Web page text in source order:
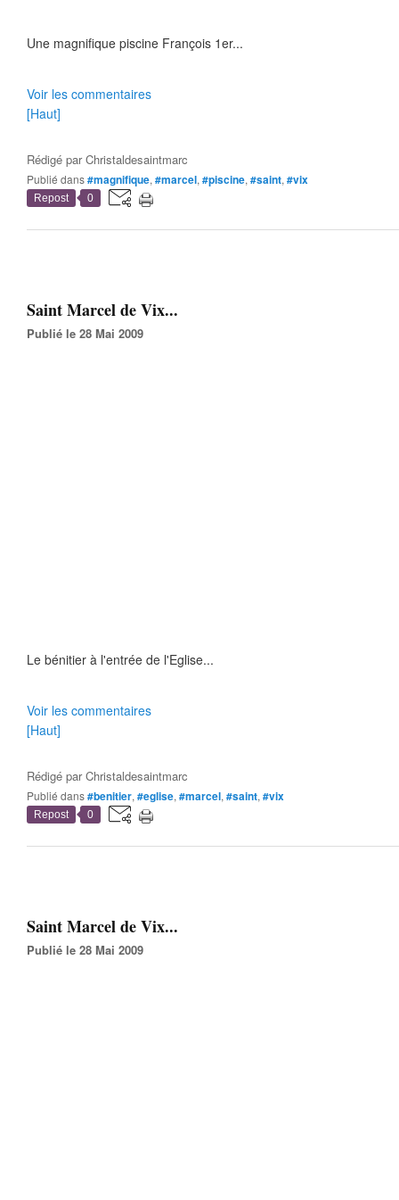
Une magnifique piscine François 1er...
Voir les commentaires
[Haut]
Rédigé parChristaldesaintmarc
Publié dans#magnifique, #marcel, #piscine, #saint, #vix
Repost 0
Saint Marcel de Vix...
Publié le 28 Mai 2009
Le bénitier à l'entrée de l'Eglise...
Voir les commentaires
[Haut]
Rédigé parChristaldesaintmarc
Publié dans#benitier, #eglise, #marcel, #saint, #vix
Repost 0
Saint Marcel de Vix...
Publié le 28 Mai 2009